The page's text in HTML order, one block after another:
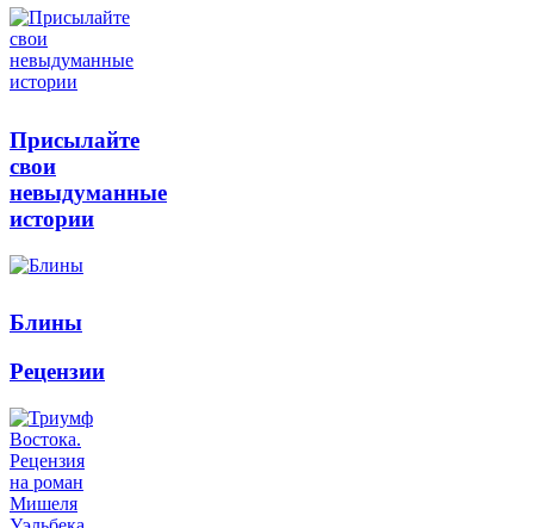
Присылайте
свои
невыдуманные
истории
Блины
Рецензии